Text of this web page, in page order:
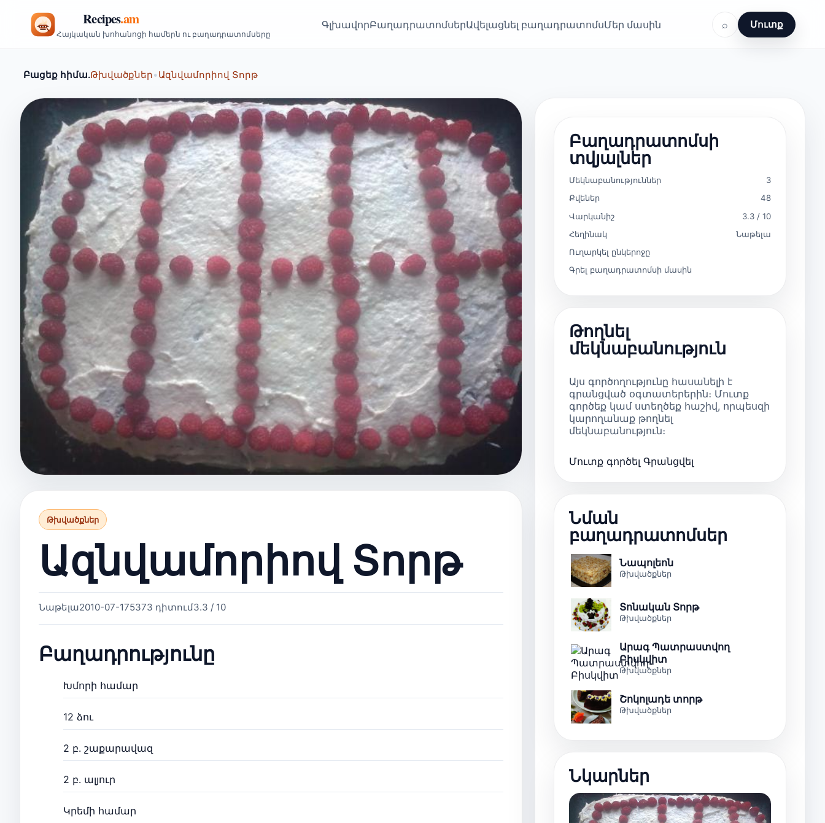
Հայկական խոհանոցի համերն ու բաղադրատոմսերը
ԳլխավորԲաղադրատոմսերԱվելացնել բաղադրատոմսՄեր մասին ⌕ Մուտք
Բացեք հիմա.Թխվածքներ•Ազնվամորիով Տորթ
Թխվածքներ
Ազնվամորիով Տորթ
Նաթելա2010-07-175373 դիտում3.3 / 10
Բաղադրությունը
Խմորի համար
12 ձու
2 բ. շաքարավազ
2 բ. ալյուր
Կրեմի համար
Բաղադրատոմսի
տվյալներ
Մեկնաբանություններ
3
Քվեներ
48
Վարկանիշ
3.3 / 10
Հեղինակ
Նաթելա
Ուղարկել ընկերոջը
Գրել բաղադրատոմսի մասին
Թողնել
մեկնաբանություն
Այս գործողությունը հասանելի է
գրանցված օգտատերերին։ Մուտք
գործեք կամ ստեղծեք հաշիվ, որպեսզի
կարողանաք թողնել
մեկնաբանություն։
Մուտք գործել Գրանցվել
Նման
բաղադրատոմսեր
Նապոլեոն
Թխվածքներ
Տոնական Տորթ
Թխվածքներ
Արագ Պատրաստվող
Բիսկվիտ
Թխվածքներ
Շոկոլադե տորթ
Թխվածքներ
Նկարներ